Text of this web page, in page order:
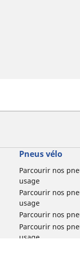
Pneus vélo
Parcourir nos
usage
Parcourir nos
usage
Parcourir nos
Parcourir nos
usage